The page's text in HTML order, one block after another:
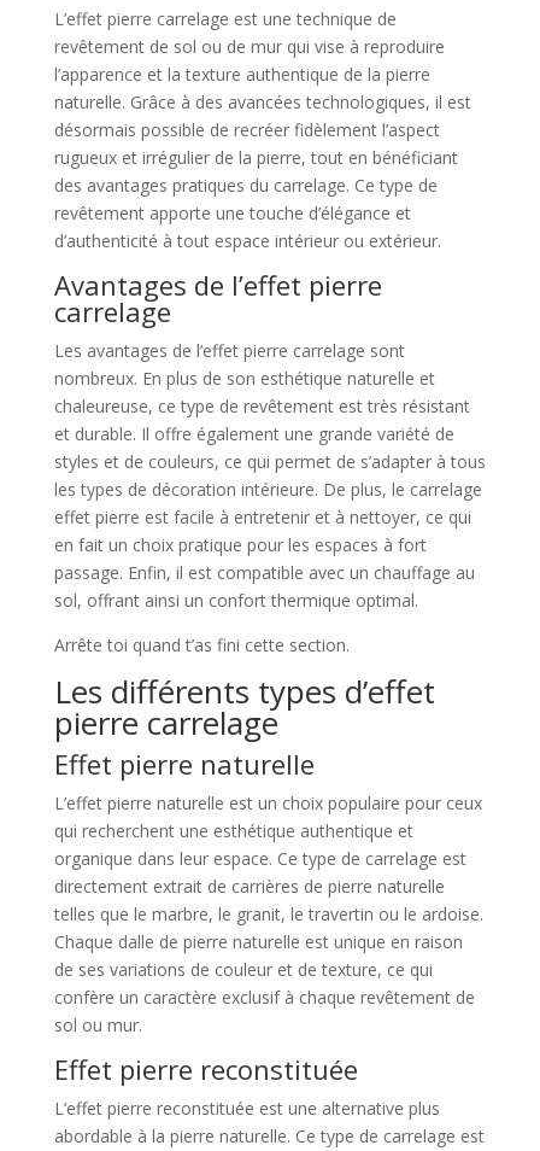
L’effet pierre carrelage est une technique de
revêtement de sol ou de mur qui vise à reproduire
l’apparence et la texture authentique de la pierre
naturelle. Grâce à des avancées technologiques, il est
désormais possible de recréer fidèlement l’aspect
rugueux et irrégulier de la pierre, tout en bénéficiant
des avantages pratiques du carrelage. Ce type de
revêtement apporte une touche d’élégance et
d’authenticité à tout espace intérieur ou extérieur.
Avantages de l’effet pierre
carrelage
Les avantages de l’effet pierre carrelage sont
nombreux. En plus de son esthétique naturelle et
chaleureuse, ce type de revêtement est très résistant
et durable. Il offre également une grande variété de
styles et de couleurs, ce qui permet de s’adapter à tous
les types de décoration intérieure. De plus, le carrelage
effet pierre est facile à entretenir et à nettoyer, ce qui
en fait un choix pratique pour les espaces à fort
passage. Enfin, il est compatible avec un chauffage au
sol, offrant ainsi un confort thermique optimal.
Arrête toi quand t’as fini cette section.
Les différents types d’effet
pierre carrelage
Effet pierre naturelle
L’effet pierre naturelle est un choix populaire pour ceux
qui recherchent une esthétique authentique et
organique dans leur espace. Ce type de carrelage est
directement extrait de carrières de pierre naturelle
telles que le marbre, le granit, le travertin ou le ardoise.
Chaque dalle de pierre naturelle est unique en raison
de ses variations de couleur et de texture, ce qui
confère un caractère exclusif à chaque revêtement de
sol ou mur.
Effet pierre reconstituée
L’effet pierre reconstituée est une alternative plus
abordable à la pierre naturelle. Ce type de carrelage est